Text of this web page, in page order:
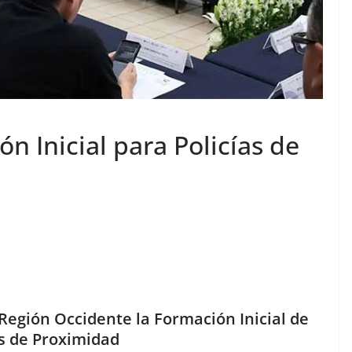
Inicial para Policías de
Occidente la Formación Inicial de
de Proximidad